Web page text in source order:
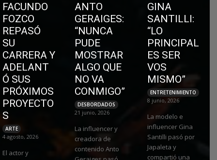
FACUNDO
FOZCO
REPASÓ
SU
CARRERA Y
ADELANT
Ó SUS
PRÓXIMOS
PROYECTO
S
ARTE
4 agosto, 2026
El actor y
ANTO
GERAIGES:
“NUNCA
PUDE
MOSTRAR
ALGO QUE
NO VA
CONMIGO”
DESBORDADOS
21 junio, 2026
La influencer y
creadora de
contenido Anto
GINA
SANTILLI:
“LO
PRINCIPAL
ES SER
VOS
MISMO”
ENTRETENIMIENTO
8 junio, 2026
La modelo e
influencer Gina
Santilli pasó por
Japaleta y
compartió una